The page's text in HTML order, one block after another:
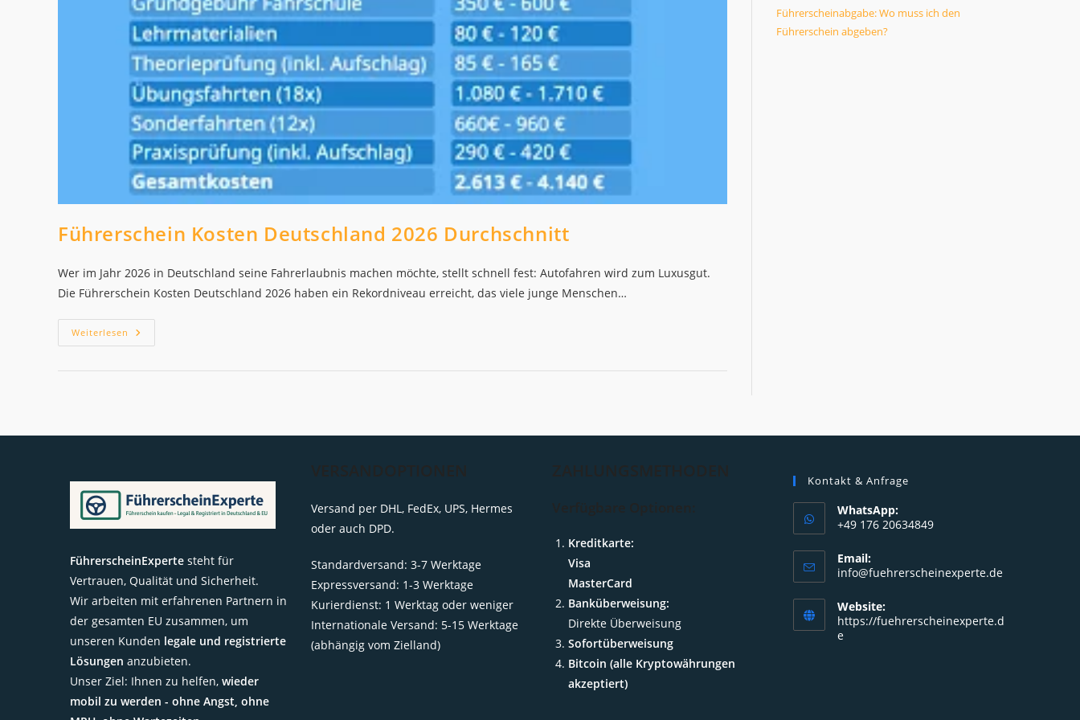
Führerschein Kosten Deutschland 2026 Durchschnitt
Wer im Jahr 2026 in Deutschland seine Fahrerlaubnis machen möchte, stellt schnell fest: Autofahren wird zum Luxusgut.
Die Führerschein Kosten Deutschland 2026 haben ein Rekordniveau erreicht, das viele junge Menschen…
Weiterlesen Führerschein
Kosten
Führerscheinabgabe: Wo muss ich den
Führerschein abgeben?
FührerscheinExperte steht für
Vertrauen, Qualität und Sicherheit.
Wir arbeiten mit erfahrenen Partnern in
der gesamten EU zusammen, um
unseren Kunden legale und registrierte
Lösungen anzubieten.
Unser Ziel: Ihnen zu helfen, wieder
mobil zu werden - ohne Angst, ohne
Versand per DHL, FedEx, UPS, Hermes
oder auch DPD.
Standardversand: 3-7 Werktage
Expressversand: 1-3 Werktage
Kurierdienst: 1 Werktag oder weniger
Internationale Versand: 5-15 Werktage
(abhängig vom Zielland)
Kreditkarte:
Visa
MasterCard
Banküberweisung:
Direkte Überweisung
Sofortüberweisung
Bitcoin (alle Kryptowährungen
akzeptiert)
Kontakt & Anfrage
WhatsApp:
+49 176 20634849
in
your
application
Email:
info@fuehrerscheinexperte.deOpens
application
Website:
https://fuehrerscheinexperte.d
e